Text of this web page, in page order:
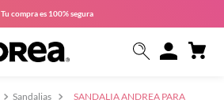
Tu compra es 100% segura
Sandalias
SANDALIA ANDREA PARA